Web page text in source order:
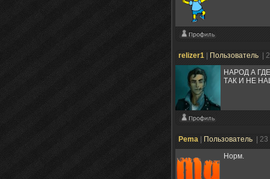
relizer1 Пользователь
|
НАРОД А
ТАК И НЕ
Pema Пользователь
|
Норм.